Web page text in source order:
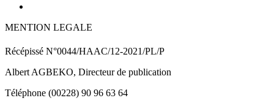
MENTION LEGALE
Récépissé N°0044/HAAC/12-2021/PL/P
Albert AGBEKO, Directeur de publication
Téléphone (00228) 90 96 63 64